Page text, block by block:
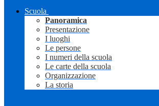
Scuola
Panoramica
Presentazione
I luoghi
Le persone
I numeri della scuola
Le carte della scuola
Organizzazione
La storia